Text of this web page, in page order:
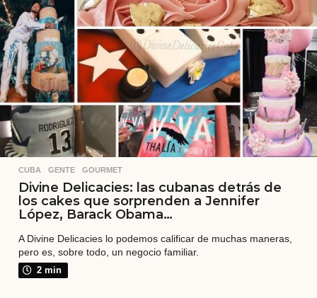
a
t
á
CUBA ,GENTE ,GOURMET
Divine Delicacies: las cubanas detrás de
los cakes que sorprenden a Jennifer
López, Barack Obama…
A Divine Delicacies lo podemos calificar de muchas maneras,
pero es, sobre todo, un negocio familiar.
2 min